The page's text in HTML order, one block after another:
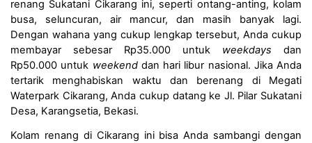
renang Sukatani Cikarang ini, seperti ontang-anting, kolam
busa, seluncuran, air mancur, dan masih banyak lagi.
Dengan wahana yang cukup lengkap tersebut, Anda cukup
membayar sebesar Rp35.000 untuk weekdays dan
Rp50.000 untuk weekend dan hari libur nasional. Jika Anda
tertarik menghabiskan waktu dan berenang di Megati
Waterpark Cikarang, Anda cukup datang ke Jl. Pilar Sukatani
Desa, Karangsetia, Bekasi.
Kolam renang di Cikarang ini bisa Anda sambangi dengan